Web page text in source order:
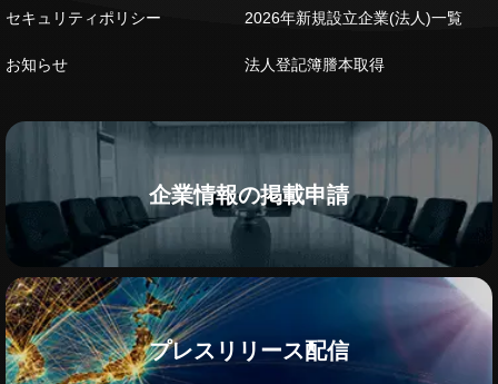
セキュリティポリシー
お知らせ
2026年新規設立企業(法人)一覧
法人登記簿謄本取得
企業情報の掲載申請
プレスリリース配信